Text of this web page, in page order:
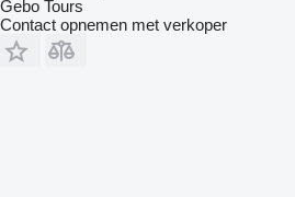
Gebo Tours
Contact opnemen met verkoper